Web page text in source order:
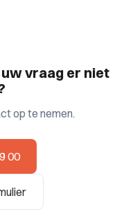
vraag er niet
op te nemen.
00